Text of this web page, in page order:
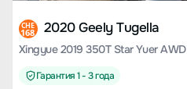
CHE
168 2020 Geely Tugella
Xingyue 2019 350T Star Yuer AWD
Гарантия 1 - 3 года